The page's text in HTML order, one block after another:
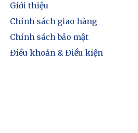
Giới thiệu
Chính sách giao hàng
Chính sách bảo mật
Điều khoản & Điều kiện